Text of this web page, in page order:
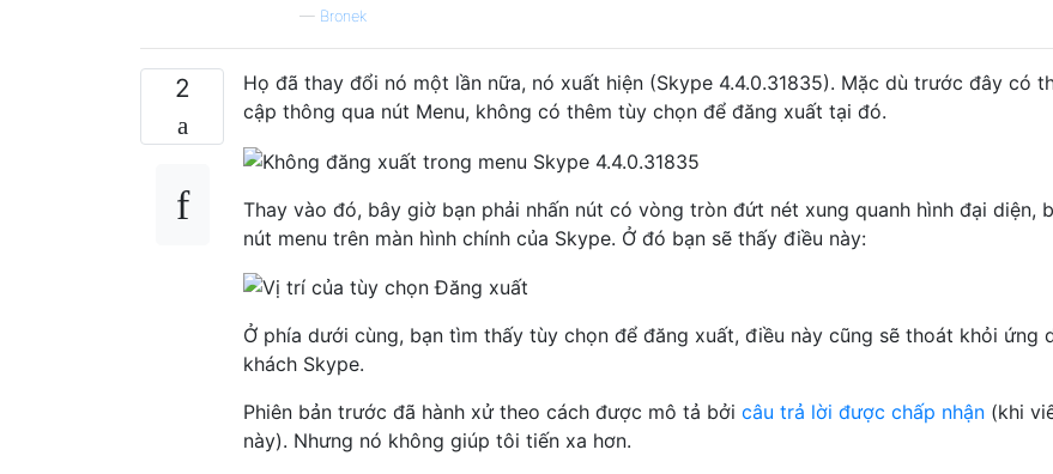
— Bronek
2
Họ đã thay đổi nó một lần nữa, nó xuất hiện (Skype 4.4.0.31835). Mặc dù trước đây có
cập thông qua nút Menu, không có thêm tùy chọn để đăng xuất tại đó.
Thay vào đó, bây giờ bạn phải nhấn nút có vòng tròn đứt nét xung quanh hình đại diện,
nút menu trên màn hình chính của Skype. Ở đó bạn sẽ thấy điều này:
Ở phía dưới cùng, bạn tìm thấy tùy chọn để đăng xuất, điều này cũng sẽ thoát khỏi ứng
khách Skype.
Phiên bản trước đã hành xử theo cách được mô tả bởi câu trả lời được chấp nhận (khi
này). Nhưng nó không giúp tôi tiến xa hơn.